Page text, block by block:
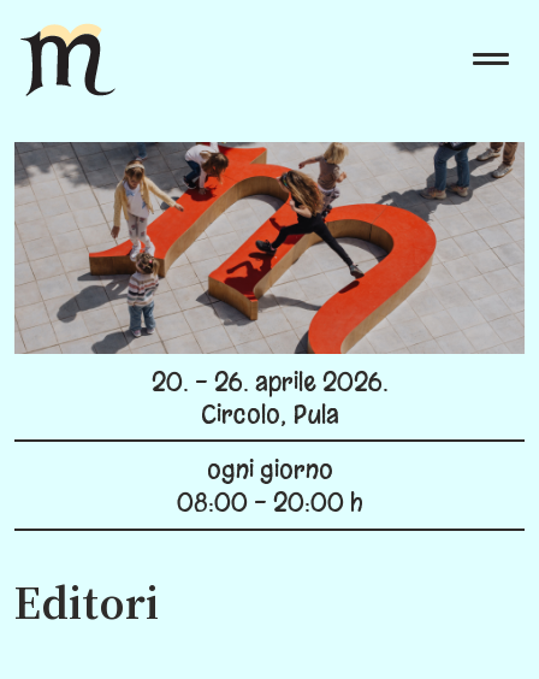
20. - 26. aprile 2026.
Circolo, Pula
ogni giorno
08:00 - 20:00 h
Editori